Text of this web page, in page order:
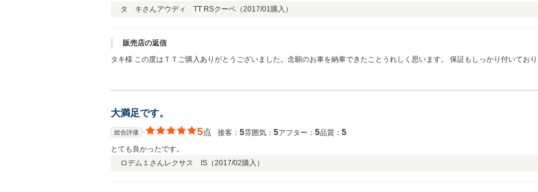
タ キさんアウディ TT RSクーペ（2017/01購入）
販売店の返信
タキ様 この度はＴＴご購入ありがとうございました。念願のお車を納車できたことうれしく思います。 保証もしっかり付いてお
大満足です。
総合評価 5点 接客： 5雰囲気： 5アフター： 5品質： 5
とても良かったです。
ロデム１さんレクサス IS（2017/02購入）